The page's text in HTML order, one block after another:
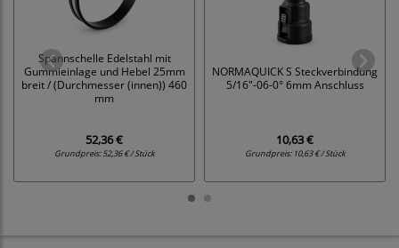
Spannschelle Edelstahl mit
Gummieinlage und Hebel 25mm
breit / (Durchmesser (innen)) 460
mm
52,36 €
Grundpreis:52,36 € / Stück
NORMAQUICK S Steckverbindung
5/16"-06-0° 6mm Anschluss
10,63 €
Grundpreis: 10,63 € / Stück